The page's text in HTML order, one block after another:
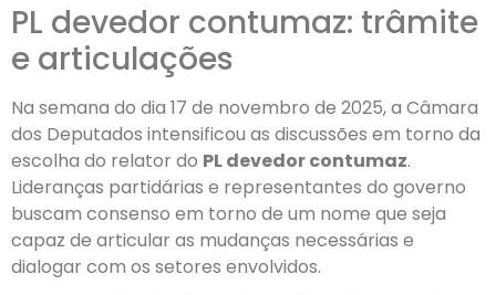
PL devedor contumaz: trâmite
e articulações
Na semana do dia 17 de novembro de 2025, a Câmara
dos Deputados intensificou as discussões em torno da
escolha do relator do PL devedor contumaz.
Lideranças partidárias e representantes do governo
buscam consenso em torno de um nome que seja
capaz de articular as mudanças necessárias e
dialogar com os setores envolvidos.